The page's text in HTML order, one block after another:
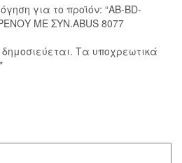
για το προϊόν: “AB-BD-
ΜΕ ΣΥΝ.ABUS 8077
Τα υποχρεωτικά
*